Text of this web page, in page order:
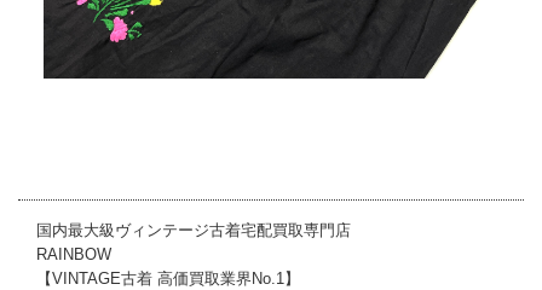
国内最大級ヴィンテージ古着宅配買取専門店
RAINBOW
【VINTAGE古着 高価買取業界No.1】